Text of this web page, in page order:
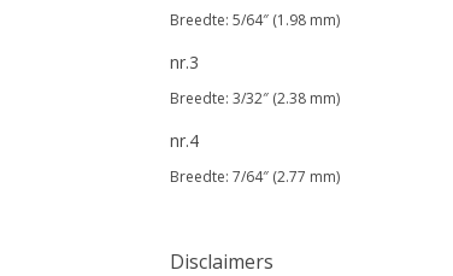
Breedte: 5/64″ (1.98 mm)
nr.3
Breedte: 3/32″ (2.38 mm)
nr.4
Breedte: 7/64″ (2.77 mm)
Disclaimers